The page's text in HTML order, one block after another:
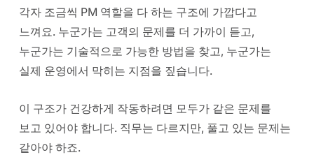
각자 조금씩 PM 역할을 다 하는 구조에 가깝다고
느껴요. 누군가는 고객의 문제를 더 가까이 듣고,
누군가는 기술적으로 가능한 방법을 찾고, 누군가는
실제 운영에서 막히는 지점을 짚습니다.
이 구조가 건강하게 작동하려면 모두가 같은 문제를
보고 있어야 합니다. 직무는 다르지만, 풀고 있는 문제는
같아야 하죠.